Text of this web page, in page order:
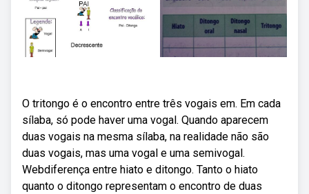
O tritongo é o encontro entre três vogais em. Em cada
sílaba, só pode haver uma vogal. Quando aparecem
duas vogais na mesma sílaba, na realidade não são
duas vogais, mas uma vogal e uma semivogal.
Webdiferença entre hiato e ditongo. Tanto o hiato
quanto o ditongo representam o encontro de duas